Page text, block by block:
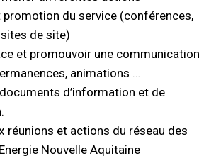
promotion du service (conférences,
de site)
et promouvoir une communication
animations …
d’information et de
réunions et actions du réseau des
Nouvelle Aquitaine